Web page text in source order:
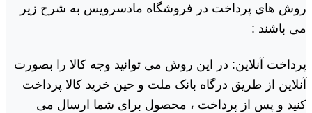
روش های پرداخت در فروشگاه مادسرویس به شرح زیر
می باشند :
پرداخت آنلاین: در این روش می توانید وجه کالا را بصورت
آنلاین از طریق درگاه بانک ملت و حین خرید کالا پرداخت
کنید و پس از پرداخت ، محصول برای شما ارسال می